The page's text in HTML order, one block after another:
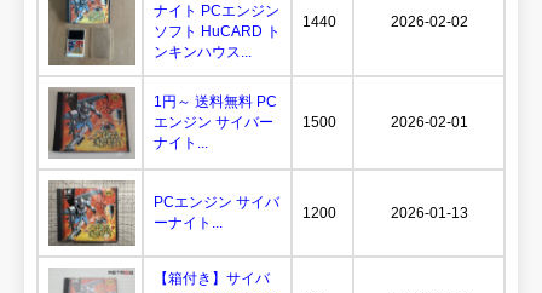
ナイト PCエンジン
ソフト HuCARD ト
ンキンハウス...
1440 2026-02-02
1円～ 送料無料 PC
エンジン サイバー
ナイト...
1500 2026-02-01
PCエンジン サイバ
ーナイト...
1200 2026-01-13
【箱付き】サイバ